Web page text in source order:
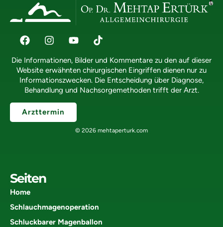
Die Informationen, Bilder und Kommentare zu den auf dieser
Website erwähnten chirurgischen Eingriffen dienen nur zu
Informationszwecken. Die Entscheidung über Diagnose,
Behandlung und Nachsorgemethoden trifft der Arzt.
Arzttermin
© 2026 mehtaperturk.com
Seiten
Home
Schlauchmagenoperation
Schluckbarer Magenballon